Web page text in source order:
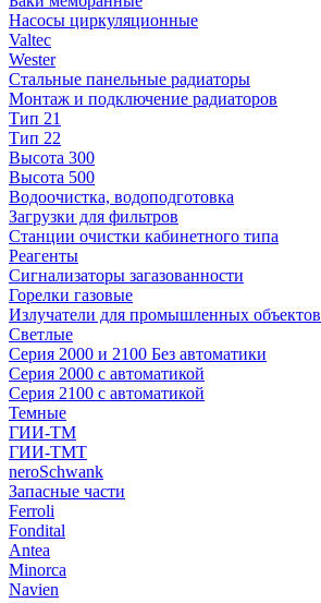
Насосы циркуляционные
Valtec
Wester
Стальные панельные радиаторы
Монтаж и подключение радиаторов
Тип 21
Тип 22
Высота 300
Высота 500
Водоочистка, водоподготовка
Загрузки для фильтров
Станции очистки кабинетного типа
Реагенты
Сигнализаторы загазованности
Горелки газовые
Излучатели для промышленных объектов
Светлые
Серия 2000 и 2100 Без автоматики
Серия 2000 с автоматикой
Серия 2100 с автоматикой
Темные
ГИИ-ТМ
ГИИ-ТМТ
neroSchwank
Запасные части
Ferroli
Fondital
Antea
Minorca
Navien